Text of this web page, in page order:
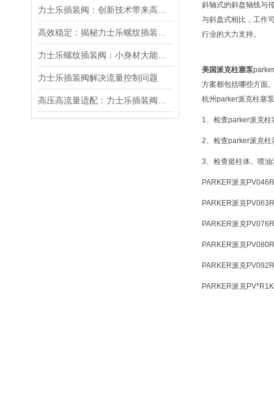
力士乐插装阀解决流量控制问题
斜轴式的斜盘轴线与
与斜盘式相比，工作
行业的大力支持。
美国派克柱塞泵
方案都包括哪些方面
杭州parker派克柱塞
1、检查parker派克
2、检查parker派克柱
3、检查挺柱体。喷
PARKER派克
PARKER派克
PARKER派克
PARKER派克
PARKER派克
PARKER派克